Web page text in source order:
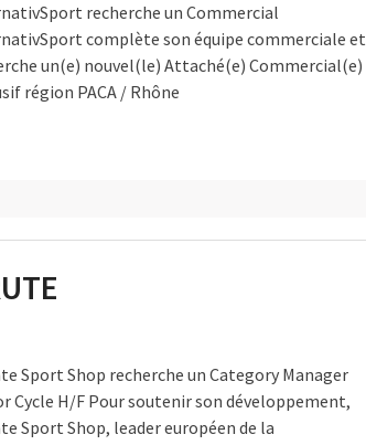
recherche un Commercial
complète son équipe commerciale et
un(e) nouvel(le) Attaché(e) Commercial(e)
région PACA / Rhône
Sport Shop recherche un Category Manager
Cycle H/F Pour soutenir son développement,
Sport Shop, leader européen de la